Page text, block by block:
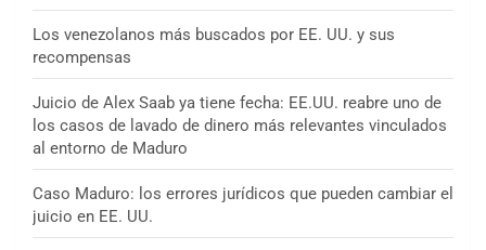
Los venezolanos más buscados por EE. UU. y sus
recompensas
Juicio de Alex Saab ya tiene fecha: EE.UU. reabre uno de
los casos de lavado de dinero más relevantes vinculados
al entorno de Maduro
Caso Maduro: los errores jurídicos que pueden cambiar el
juicio en EE. UU.